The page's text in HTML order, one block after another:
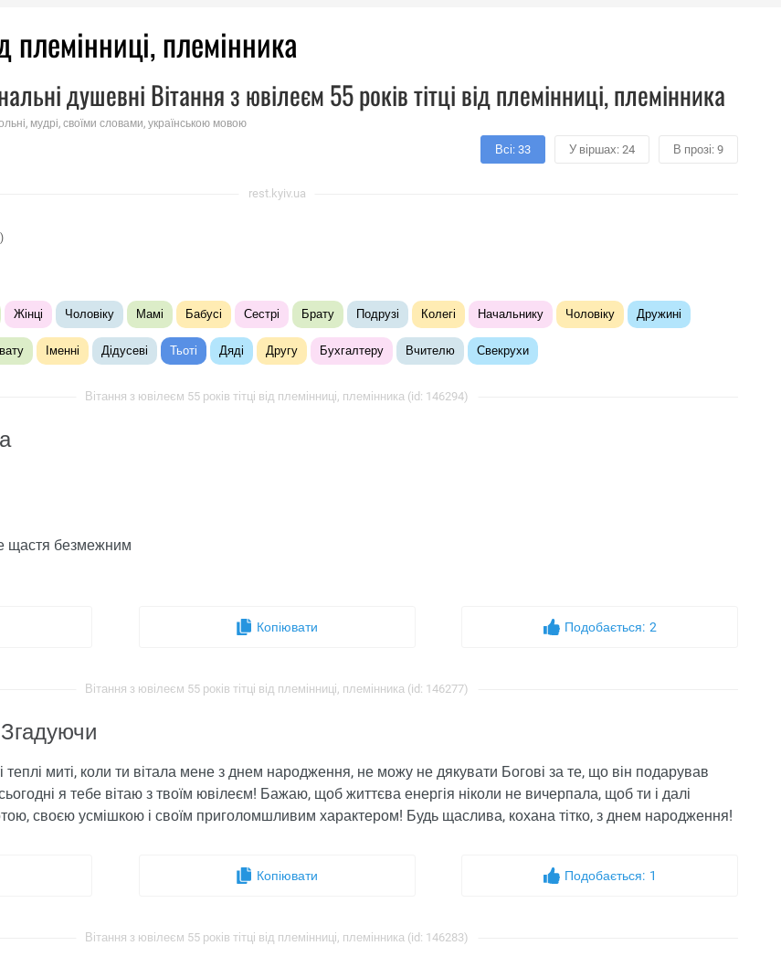
племінниці, племінника
душевні Вітання з ювілеєм 55 років тітці від племінниці, племінника
мудрі, своїми словами, українською мовою
Всі: 33 У віршах: 24 В прозі: 9
rest.kyiv.ua
Жінці Чоловіку Мамі Бабусі Сестрі Брату Подрузі Колегі Начальнику Чоловіку Дружині
Іменні Дідусеві Тьоті Дяді Другу Бухгалтеру Вчителю Свекрухи
Вітання з ювілеєм 55 років тітці від племінниці, племінника (id: 146294)
щастя безмежним
Копіювати Подобається: 2
Вітання з ювілеєм 55 років тітці від племінниці, племінника (id: 146277)
теплі миті, коли ти вітала мене з днем ​​народження, не можу не дякувати Богові за те, що він подарував
я тебе вітаю з твоїм ювілеєм! Бажаю, щоб життєва енергія ніколи не вичерпала, щоб ти і далі
своєю усмішкою і своїм приголомшливим характером! Будь щаслива, кохана тітко, з днем ​​народження!
Копіювати Подобається: 1
Вітання з ювілеєм 55 років тітці від племінниці, племінника (id: 146283)